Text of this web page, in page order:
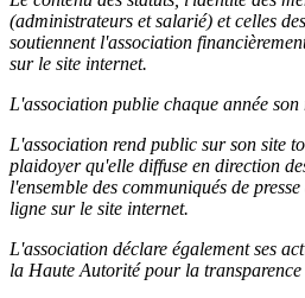
(administrateurs et salarié) et celles
soutiennent l'association
sur le site internet.
L'association publie chaque année
L'association rend public sur son site
plaidoyer qu'elle diffuse en direction
l'ensemble des communiqués de
ligne sur le site internet.
L'association déclare également ses
la Haute Autorité pour la